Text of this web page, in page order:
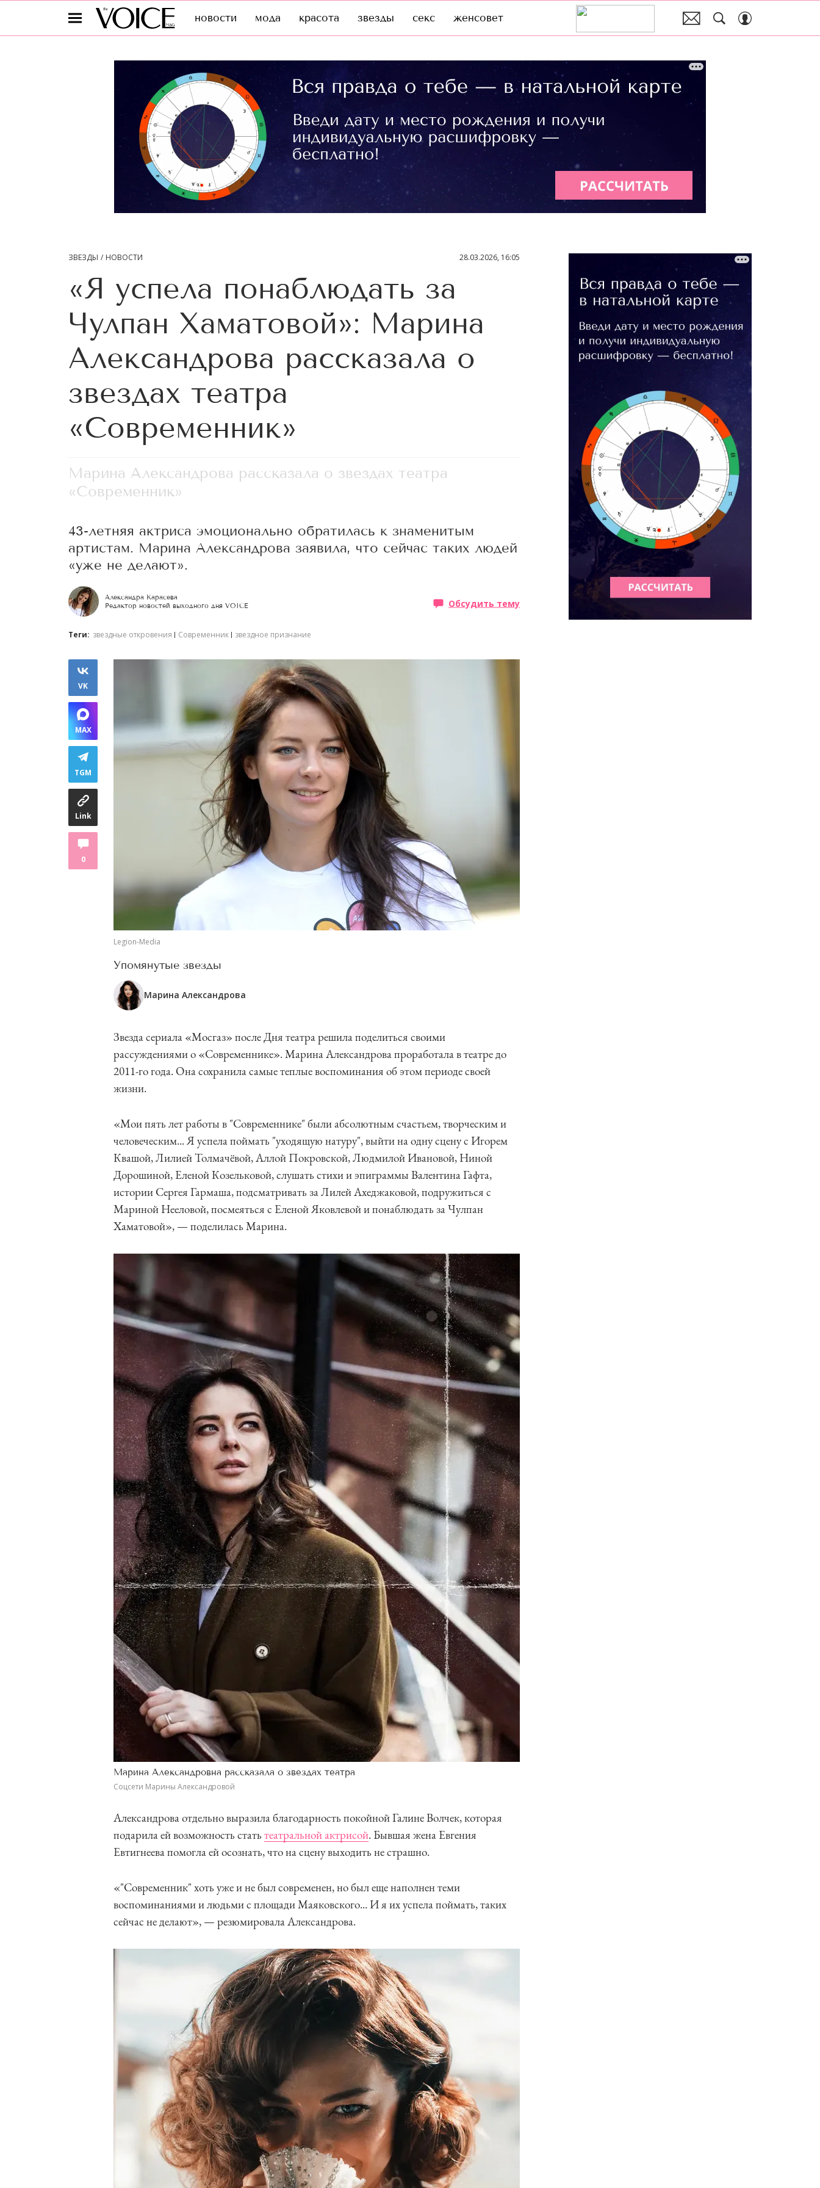
новости мода красота звезды секс женсовет
ЗВЕЗДЫ НОВОСТИ 28.03.2026, 16:05
«Я успела понаблюдать за
Чулпан Хаматовой»: Марина
Александрова рассказала о
звездах театра
«Современник»
Марина Александрова рассказала о звездах театра
«Современник»
43-летняя актриса эмоционально обратилась к знаменитым
артистам. Марина Александрова заявила, что сейчас таких людей
«уже не делают».
Александра Карасева
Редактор новостей выходного дня VOICE
Обсудить тему
Теги: звездные откровения Современник звездное признание
VK
MAX
TGM
Link
0
Legion-Media
Упомянутые звезды
Марина Александрова
Звезда сериала «Мосгаз» после Дня театра решила поделиться своими
рассуждениями о «Современнике». Марина Александрова проработала в театре до
2011-го года. Она сохранила самые теплые воспоминания об этом периоде своей
жизни.
«Мои пять лет работы в "Современнике" были абсолютным счастьем, творческим и
человеческим... Я успела поймать "уходящую натуру", выйти на одну сцену с Игорем
Квашой, Лилией Толмачёвой, Аллой Покровской, Людмилой Ивановой, Ниной
Дорошиной, Еленой Козельковой, слушать стихи и эпиграммы Валентина Гафта,
истории Сергея Гармаша, подсматривать за Лилей Ахеджаковой, подружиться с
Мариной Нееловой, посмеяться с Еленой Яковлевой и понаблюдать за Чулпан
Хаматовой», — поделилась Марина.
Марина Александровна рассказала о звездах театра
Соцсети Марины Александровой
Александрова отдельно выразила благодарность покойной Галине Волчек, которая
подарила ей возможность стать театральной актрисой. Бывшая жена Евгения
Евтигнеева помогла ей осознать, что на сцену выходить не страшно.
«"Современник" хоть уже и не был современен, но был еще наполнен теми
воспоминаниями и людьми с площади Маяковского... И я их успела поймать, таких
сейчас не делают», — резюмировала Александрова.